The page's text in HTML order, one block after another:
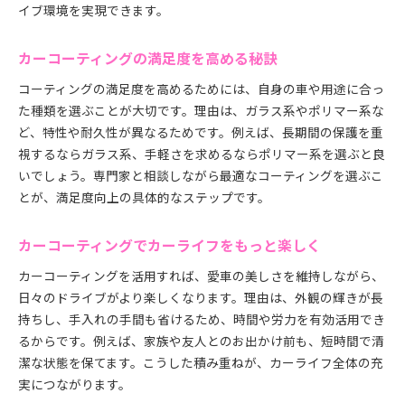
イブ環境を実現できます。
カーコーティングの満足度を高める秘訣
コーティングの満足度を高めるためには、自身の車や用途に合っ
た種類を選ぶことが大切です。理由は、ガラス系やポリマー系な
ど、特性や耐久性が異なるためです。例えば、長期間の保護を重
視するならガラス系、手軽さを求めるならポリマー系を選ぶと良
いでしょう。専門家と相談しながら最適なコーティングを選ぶこ
とが、満足度向上の具体的なステップです。
カーコーティングでカーライフをもっと楽しく
カーコーティングを活用すれば、愛車の美しさを維持しながら、
日々のドライブがより楽しくなります。理由は、外観の輝きが長
持ちし、手入れの手間も省けるため、時間や労力を有効活用でき
るからです。例えば、家族や友人とのお出かけ前も、短時間で清
潔な状態を保てます。こうした積み重ねが、カーライフ全体の充
実につながります。